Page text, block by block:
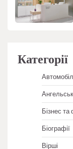
Категорії
Бізнес та
Біографії
Вірші